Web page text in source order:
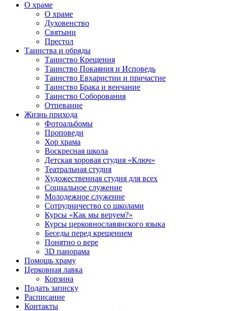
О храме
О храме
Духовенство
Святыни
Престол
Таинства и обряды
Таинство Крещения
Таинство Покаяния и Исповедь
Таинство Евхаристии и причастие
Таинство Брака и венчание
Таинство Соборования
Отпевание
Жизнь прихода
Фотоальбомы
Проповеди
Хор храма
Воскресная школа
Детская хоровая студия «Ключ»
Театральная студия
Х​удожественная студия для всех
Социальное служение
Молодежное служение
Сотрудничество со школами
Курсы «Как мы веруем?»
Курсы церковнославянского языка
Беседы перед крещением
Понятно о вере
3D панорама
Помощь храму
Церковная лавка
Корзина
Подать записку
Расписание
Контакты